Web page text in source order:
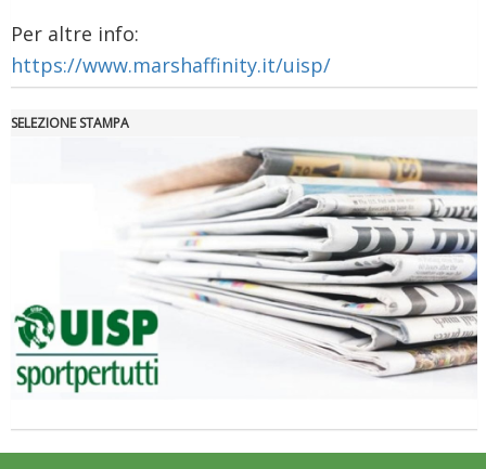
Ddl Lobby, Uisp: “Il Parlamento valorizzi le nostre specificità"
Per altre info:
https://www.marshaffinity.it/uisp/
SELEZIONE STAMPA